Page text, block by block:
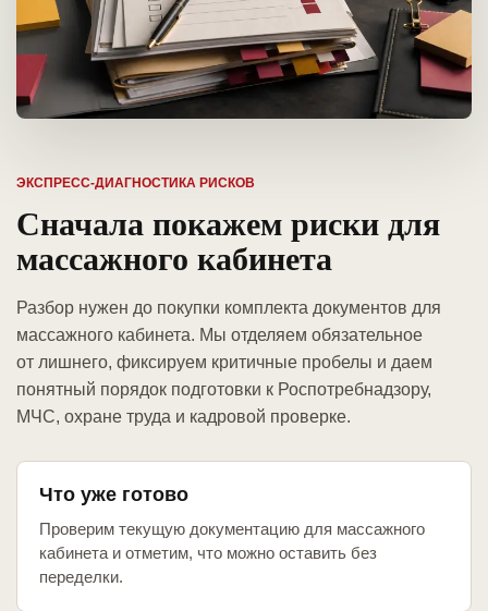
ЭКСПРЕСС-ДИАГНОСТИКА РИСКОВ
Сначала покажем риски для
массажного кабинета
Разбор нужен до покупки комплекта документов для
массажного кабинета. Мы отделяем обязательное
от лишнего, фиксируем критичные пробелы и даем
понятный порядок подготовки к Роспотребнадзору,
МЧС, охране труда и кадровой проверке.
Что уже готово
Проверим текущую документацию для массажного
кабинета и отметим, что можно оставить без
переделки.